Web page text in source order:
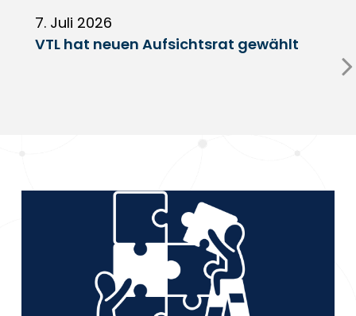
7. Juli 2026
VTL hat neuen Aufsichtsrat gewählt